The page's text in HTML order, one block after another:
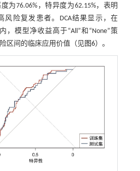
为76.06%，特异度为62.15%，表明
风险复发患者。DCA结果显示，在
，模型净收益高于“All”和“None”策
区间的临床应用价值（见图6）。